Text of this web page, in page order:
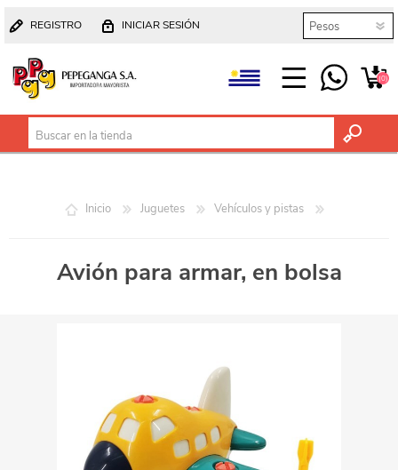
REGISTRO INICIAR SESIÓN
(0)
Inicio Juguetes Vehículos y pistas
Avión para armar, en bolsa